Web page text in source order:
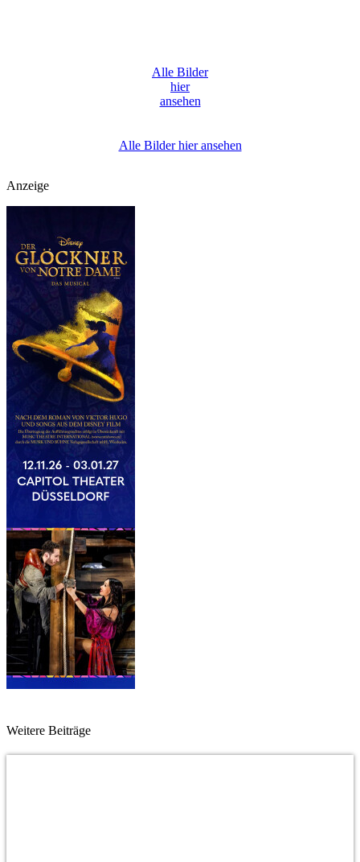
Alle Bilder
hier
ansehen
Alle Bilder hier ansehen
Anzeige
Weitere Beiträge